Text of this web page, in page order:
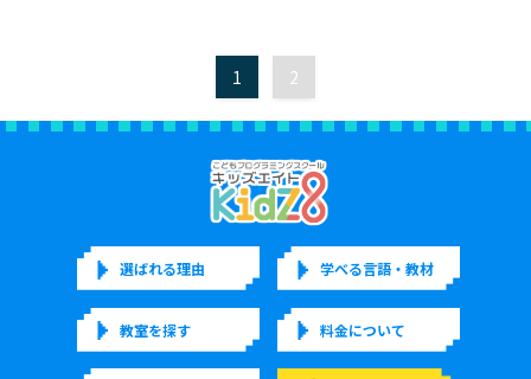
1 2
選ばれる理由 学べる言語・教材
教室を探す 料金について